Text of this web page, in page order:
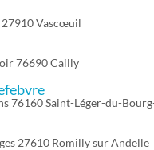
27910 Vascœuil
76690 Cailly
76160 Saint-Léger-du-
27610 Romilly sur Andelle